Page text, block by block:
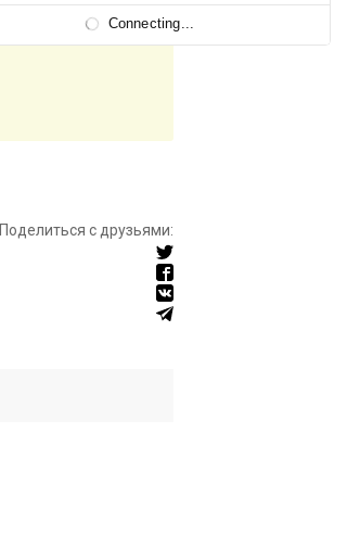
Поделиться с друзьями:
Connecting...